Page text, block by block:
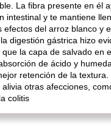
La fibra presente en él
intestinal y te mantiene
efectos del arroz blanco y
digestión gástrica hizo
la capa de salvado en
de ácido y
retención de la textura.
otras afecciones,
colitis